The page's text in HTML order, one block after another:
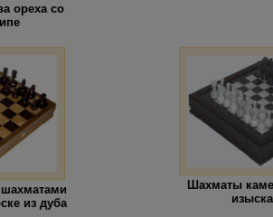
ореха со
из дуба
Шахматы